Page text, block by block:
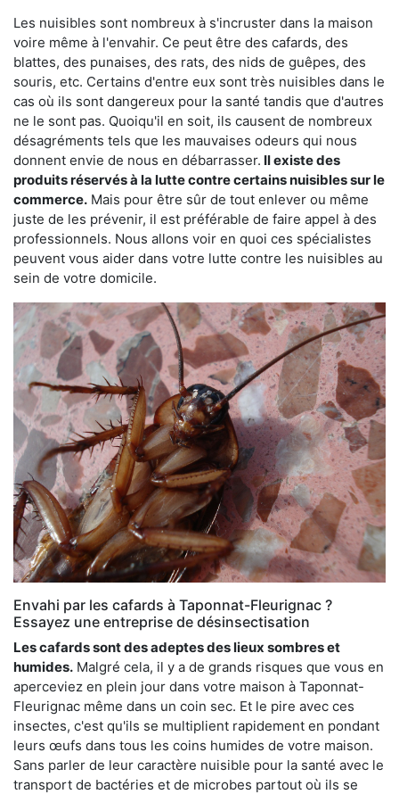
Les nuisibles sont nombreux à s'incruster dans la maison
voire même à l'envahir. Ce peut être des cafards, des
blattes, des punaises, des rats, des nids de guêpes, des
souris, etc. Certains d'entre eux sont très nuisibles dans le
cas où ils sont dangereux pour la santé tandis que d'autres
ne le sont pas. Quoiqu'il en soit, ils causent de nombreux
désagréments tels que les mauvaises odeurs qui nous
donnent envie de nous en débarrasser. Il existe des
produits réservés à la lutte contre certains nuisibles sur le
commerce. Mais pour être sûr de tout enlever ou même
juste de les prévenir, il est préférable de faire appel à des
professionnels. Nous allons voir en quoi ces spécialistes
peuvent vous aider dans votre lutte contre les nuisibles au
sein de votre domicile.
Envahi par les cafards à Taponnat-Fleurignac ?
Essayez une entreprise de désinsectisation
Les cafards sont des adeptes des lieux sombres et
humides. Malgré cela, il y a de grands risques que vous en
aperceviez en plein jour dans votre maison à Taponnat-
Fleurignac même dans un coin sec. Et le pire avec ces
insectes, c'est qu'ils se multiplient rapidement en pondant
leurs œufs dans tous les coins humides de votre maison.
Sans parler de leur caractère nuisible pour la santé avec le
transport de bactéries et de microbes partout où ils se